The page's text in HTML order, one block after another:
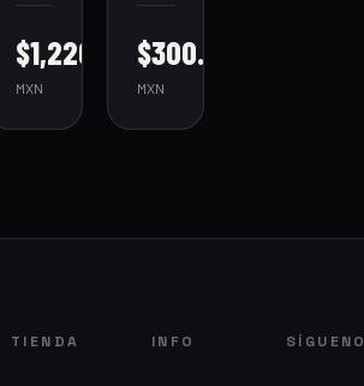
$1,220.00
MXN
$300.00
MXN
TIENDA INFO